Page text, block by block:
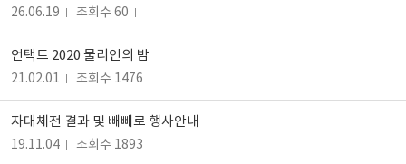
26.06.19 조회수 60
언택트 2020 물리인의 밤
21.02.01 조회수 1476
자대체전 결과 및 빼빼로 행사안내
19.11.04 조회수 1893